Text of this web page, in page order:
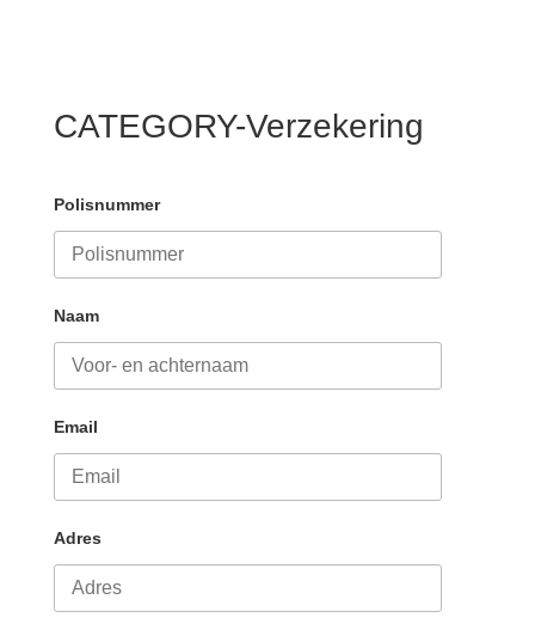
CATEGORY-Verzekering
Polisnummer
Naam
Email
Adres